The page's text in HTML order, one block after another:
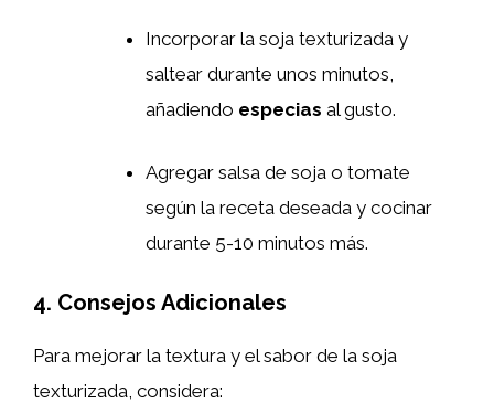
Incorporar la soja texturizada y
saltear durante unos minutos,
añadiendo especias al gusto.
Agregar salsa de soja o tomate
según la receta deseada y cocinar
durante 5-10 minutos más.
4. Consejos Adicionales
Para mejorar la textura y el sabor de la soja
texturizada, considera: